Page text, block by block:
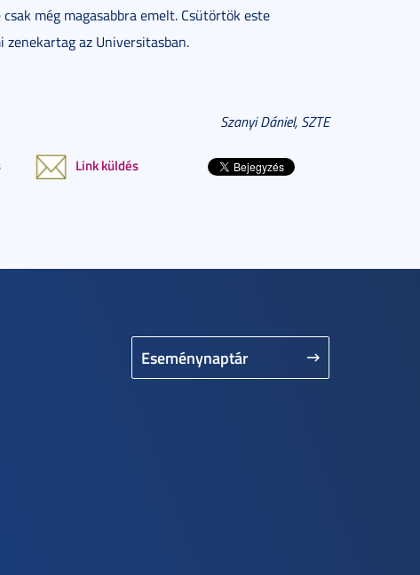
még magasabbra emelt. Csütörtök este
az Universitasban.
Szanyi Dániel, SZTE
Link küldés
Eseménynaptár